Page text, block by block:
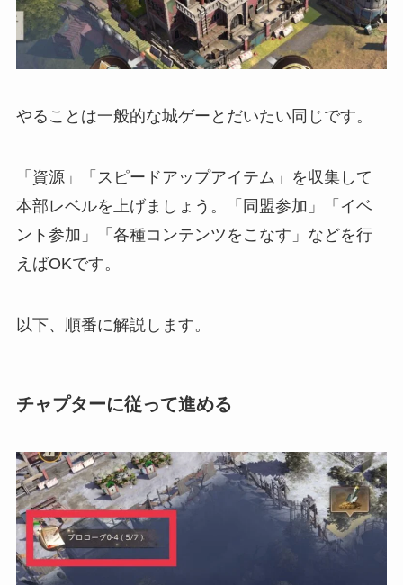
やることは一般的な城ゲーとだいたい同じです。
「資源」「スピードアップアイテム」を収集して
本部レベルを上げましょう。「同盟参加」「イベ
ント参加」「各種コンテンツをこなす」などを行
えばOKです。
以下、順番に解説します。
チャプターに従って進める